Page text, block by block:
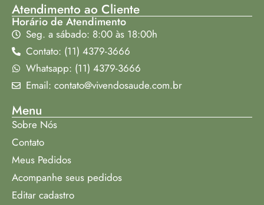
Atendimento ao Cliente
Horário de Atendimento
Seg. a sábado: 8:00 às 18:00h
Contato: (11) 4379-3666
Whatsapp: (11) 4379-3666
Email: contato@vivendosaude.com.br
Menu
Sobre Nós
Contato
Meus Pedidos
Acompanhe seus pedidos
Editar cadastro